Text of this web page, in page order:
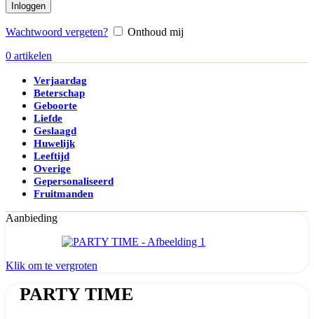
Inloggen
Wachtwoord vergeten?
Onthoud mij
0 artikelen
Verjaardag
Beterschap
Geboorte
Liefde
Geslaagd
Huwelijk
Leeftijd
Overige
Gepersonaliseerd
Fruitmanden
Aanbieding
Klik om te vergroten
PARTY TIME